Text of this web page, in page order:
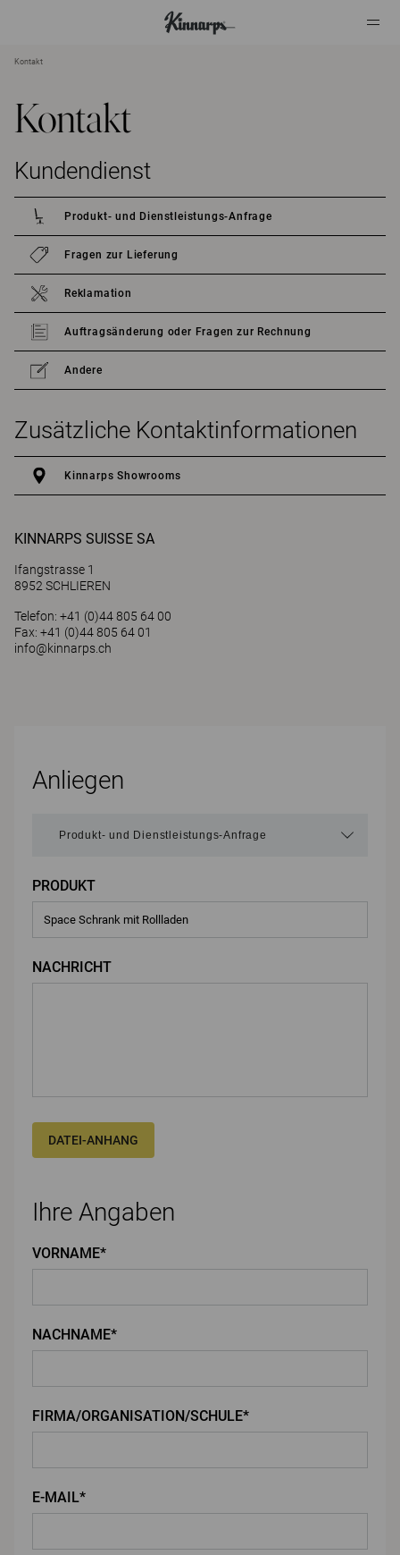
Kontakt
Kontakt
Kundendienst
Produkt- und Dienstleistungs-Anfrage
Fragen zur Lieferung
Reklamation
Auftragsänderung oder Fragen zur Rechnung
Andere
Zusätzliche Kontaktinformationen
Kinnarps Showrooms
KINNARPS SUISSE SA
Ifangstrasse 1
8952 SCHLIEREN
Telefon: +41 (0)44 805 64 00
Fax: +41 (0)44 805 64 01
info@kinnarps.ch
Anliegen
PRODUKT
NACHRICHT
DATEI-ANHANG
Ihre Angaben
VORNAME*
NACHNAME*
FIRMA/ORGANISATION/SCHULE*
E-MAIL*